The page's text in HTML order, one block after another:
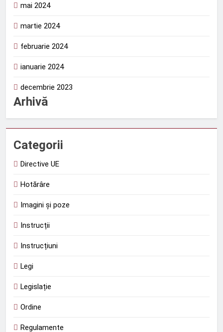
mai 2024
martie 2024
februarie 2024
ianuarie 2024
decembrie 2023
Arhivă
Categorii
Directive UE
Hotărâre
Imagini și poze
Instrucții
Instrucțiuni
Legi
Legislație
Ordine
Regulamente